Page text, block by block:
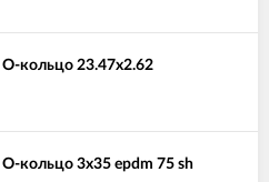
О-кольцо 23.47x2.62
О-кольцо 3x35 epdm 75 sh